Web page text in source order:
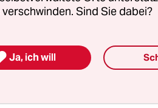
Sind Sie dabei?
Ja, ich will